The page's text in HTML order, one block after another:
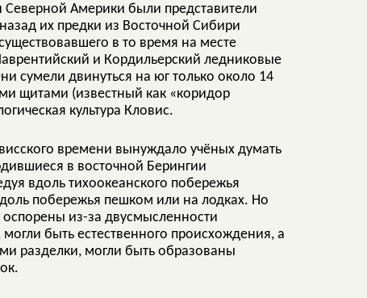
Америки были представители
их предки из Восточной Сибири
в то время на месте
и Кордильерский ледниковые
сумели двинуться на юг только около 14
щитами (известный как «коридор
культура Кловис.
времени вынуждало учёных думать
в восточной Берингии
вдоль тихоокеанского побережья
побережья пешком или на лодках. Но
из-за двусмысленности
быть естественного происхождения, а
разделки, могли быть образованы